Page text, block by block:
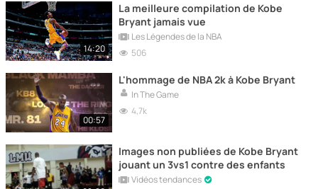
14:20
La meilleure compilation de Kobe
Bryant jamais vue
Les Légendes de la NBA
506
00:57
L'hommage de NBA 2k à Kobe Bryant
In The Game
4,7k
Images non publiées de Kobe Bryant
jouant un 3vs1 contre des enfants
Vidéos tendances